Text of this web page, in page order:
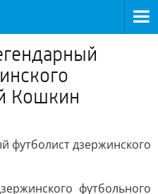
Кошкин
футболист дзержинского
футбольного